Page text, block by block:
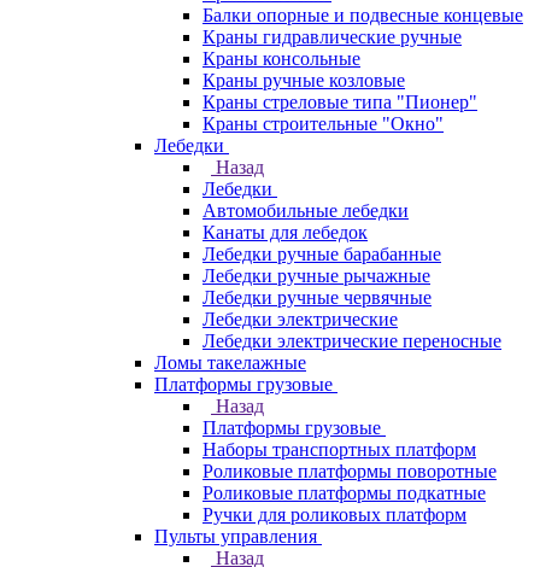
Балки опорные и подвесные концевые
Краны гидравлические ручные
Краны консольные
Краны ручные козловые
Краны стреловые типа "Пионер"
Краны строительные "Окно"
Лебедки
Назад
Лебедки
Автомобильные лебедки
Канаты для лебедок
Лебедки ручные барабанные
Лебедки ручные рычажные
Лебедки ручные червячные
Лебедки электрические
Лебедки электрические переносные
Ломы такелажные
Платформы грузовые
Назад
Платформы грузовые
Наборы транспортных платформ
Роликовые платформы поворотные
Роликовые платформы подкатные
Ручки для роликовых платформ
Пульты управления
Назад